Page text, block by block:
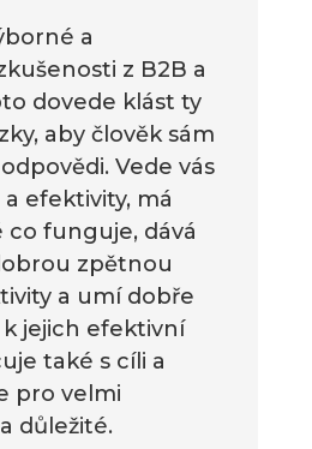
a
z B2B a
dovede klást ty
aby člověk sám
Vede vás
efektivity, má
co funguje, dává
zpětnou
a umí dobře
jejich efektivní
také s cíli a
pro velmi
důležité.